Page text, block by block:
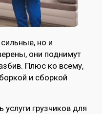
но и
они поднимут
Плюс ко всему,
и сборкой
грузчиков для